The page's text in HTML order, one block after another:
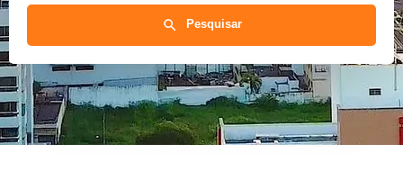
Pesquisar